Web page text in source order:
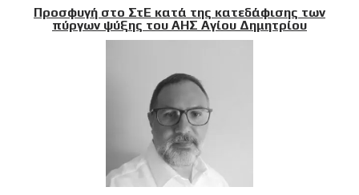
Προσφυγή στο ΣτΕ κατά της κατεδάφισης των
πύργων ψύξης του ΑΗΣ Αγίου Δημητρίου